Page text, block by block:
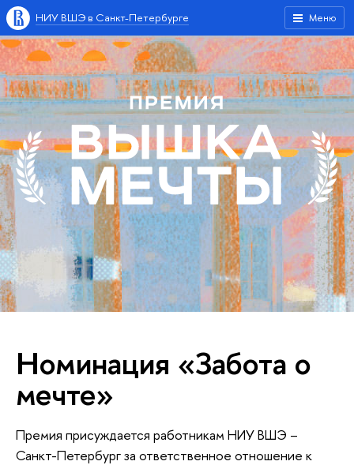
Меню
НИУ ВШЭ в Санкт-Петербурге
Номинация «Забота о
мечте»
Премия присуждается работникам НИУ ВШЭ –
Санкт-Петербург за ответственное отношение к